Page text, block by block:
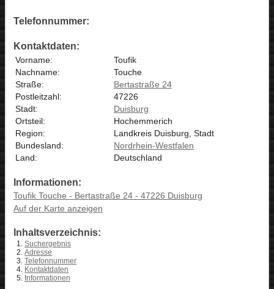
Telefonnummer:
Kontaktdaten:
Vorname:
Toufik
Nachname:
Touche
Straße:
Bertastraße 24
Postleitzahl:
47226
Stadt:
Duisburg
Ortsteil:
Hochemmerich
Region:
Landkreis Duisburg, Stadt
Bundesland:
Nordrhein-Westfalen
Land:
Deutschland
Informationen:
Toufik Touche - Bertastraße 24 - 47226 Duisburg
Auf der Karte anzeigen
Inhaltsverzeichnis:
Suchergebnis
Adresse
Telefonnummer
Kontaktdaten
Informationen